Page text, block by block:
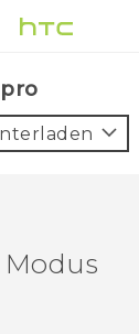
Modus